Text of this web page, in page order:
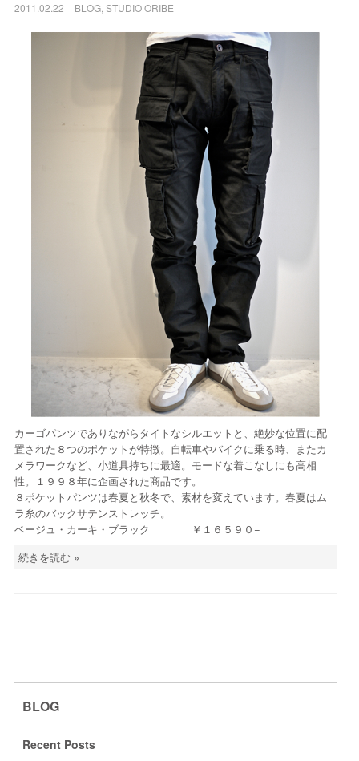
2011.02.22 BLOG, STUDIO ORIBE
カーゴパンツでありながらタイトなシルエットと、絶妙な位置に配
置された８つのポケットが特徴。自転車やバイクに乗る時、またカ
メラワークなど、小道具持ちに最適。モードな着こなしにも高相
性。１９９８年に企画された商品です。
８ポケットパンツは春夏と秋冬で、素材を変えています。春夏はム
ラ糸のバックサテンストレッチ。
ベージュ・カーキ・ブラック ￥１６５９０−
続きを読む »
BLOG
Recent Posts